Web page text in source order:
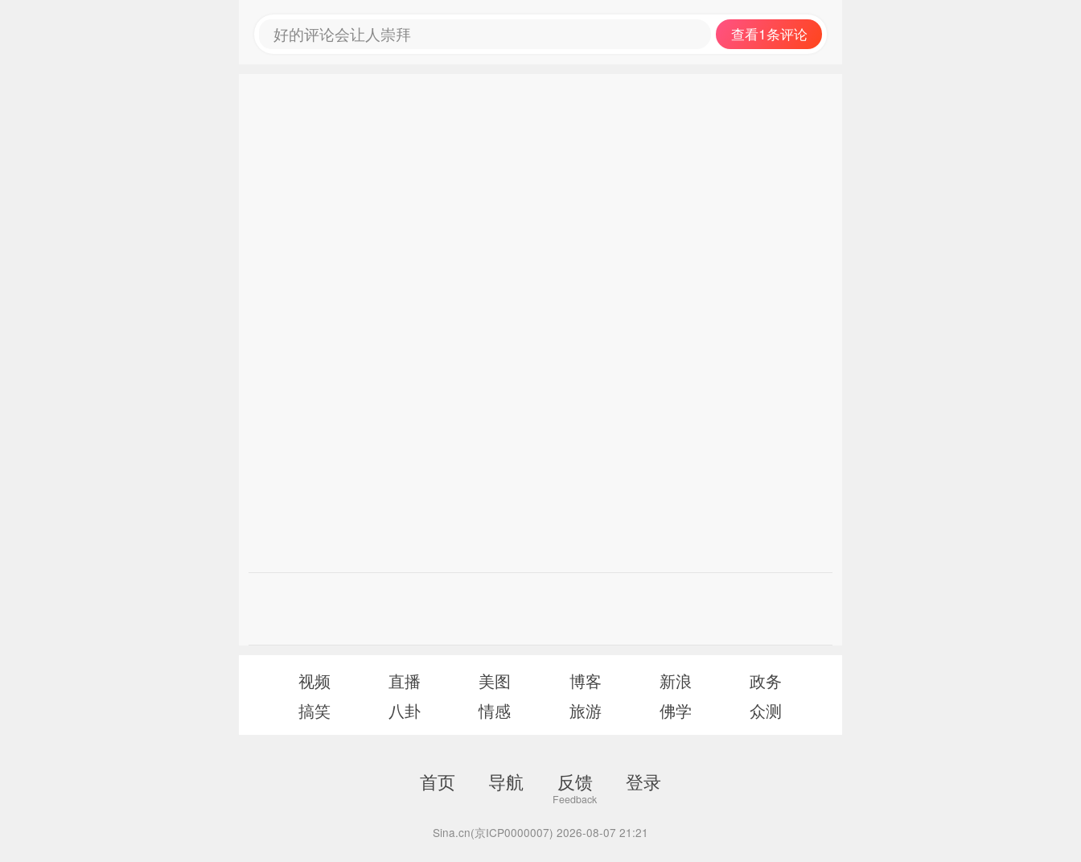
好的评论会让人崇拜 查看1条评论
视频 直播 美图 博客 新浪
政务
搞笑
八卦 情感 旅游 佛学 众测
首页 导航 反馈 登录
Sina.cn(京ICP0000007) 2026-08-07 21:21